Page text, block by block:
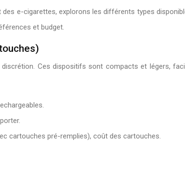
e-cigarettes, explorons les différents types
et budget.
Ces dispositifs sont compacts et légers,
cartouches pré-remplies), coût des cartouches.